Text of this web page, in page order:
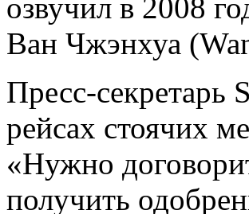
озвучил в 2008
Ван Чжэнхуа
Пресс-секретарь
рейсах стоячих
«Нужно
получить